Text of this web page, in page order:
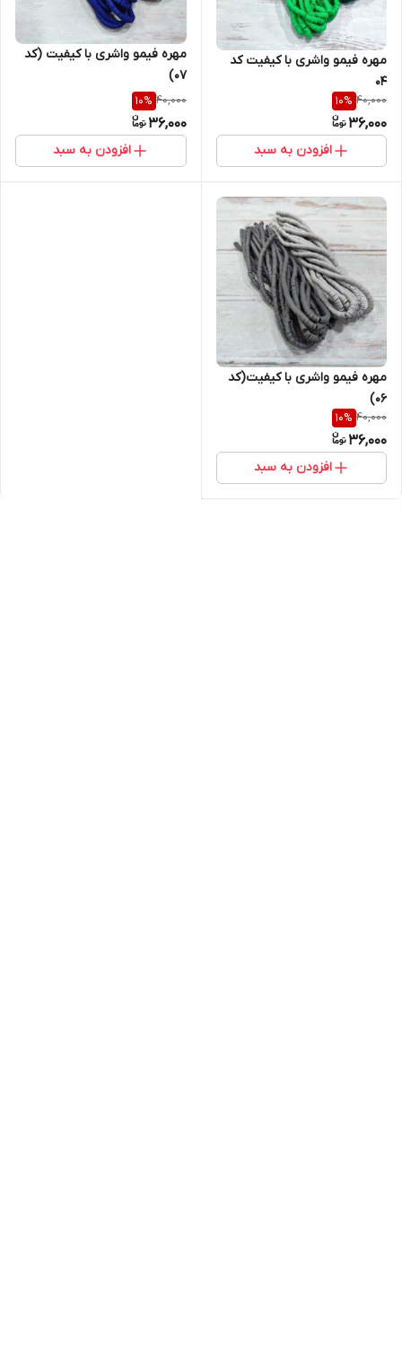
مهره فیمو واشری با کیفیت کد
۰۴
40,000
10%
36,000
افزودن به سبد
مهره فیمو واشری با کیفیت (کد
۰۷)
40,000
10%
36,000
افزودن به سبد
مهره فیمو واشری با کیفیت(کد
۰۶)
40,000
10%
36,000
افزودن به سبد